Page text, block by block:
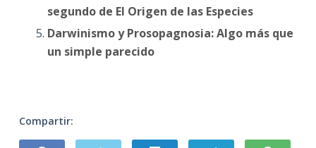
segundo de El Origen de las Especies
Darwinismo y Prosopagnosia: Algo más que
un simple parecido
Compartir: